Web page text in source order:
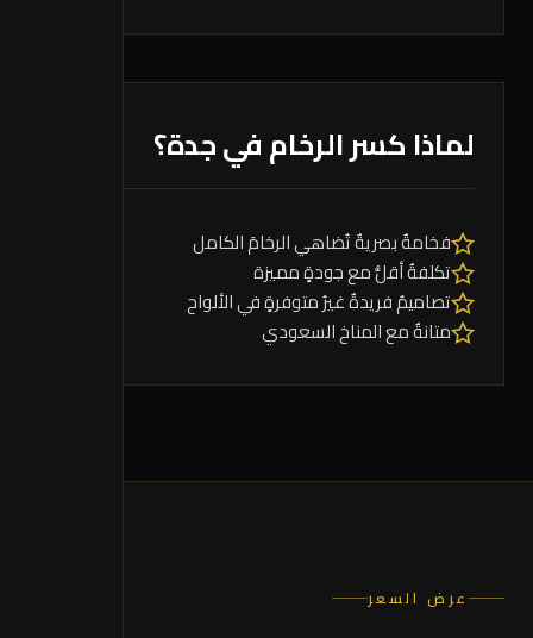
لماذا كسر الرخام في جدة؟
فخامةٌ بصريةٌ تُضاهي الرخامَ الكامل
تكلفةٌ أقلُّ مع جودةٍ مميزة
تصاميمُ فريدةٌ غيرُ متوفرةٍ في الألواح
متانةٌ مع المناخ السعودي
عرض السعر